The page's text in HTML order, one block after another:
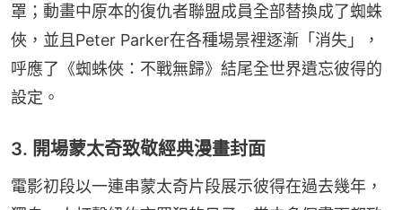
罩；動畫中原本的復仇者聯盟成員全部替換成了蜘蛛
俠，並且Peter Parker在各種場景裡逐漸「消失」，
呼應了《蜘蛛俠：不戰無歸》結尾全世界遺忘彼得的
設定。
3. 開場蒙太奇致敬經典漫畫封面
電影初段以一連串蒙太奇片段展示彼得在過去幾年，